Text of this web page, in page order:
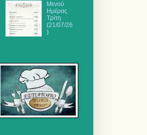
Μενού
Ημέρας
Τρίτη
(21/07/26
)